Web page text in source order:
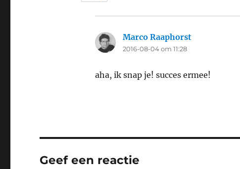
Marco Raaphorst
2016-08-04 om 11:28
aha, ik snap je! succes ermee!
Geef een reactie